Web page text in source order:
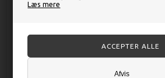
Læs mere
Afvis